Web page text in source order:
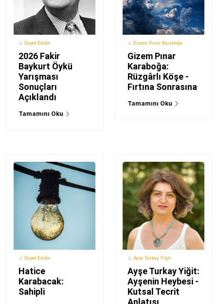
Gayet Editör
2026 Fakir
Baykurt Öykü
Yarışması
Sonuçları
Açıklandı
Tamamını Oku
Gizem Pınar Karaboğa
Gizem Pınar
Karaboğa:
Rüzgârlı Köşe -
Fırtına Sonrasına
Tamamını Oku
Gayet Editör
Hatice
Karabacak:
Sahipli
Ayşe Turkay Yiğit
Ayşe Turkay Yiğit:
Ayşenin Heybesi -
Kutsal Tecrit
Anlatısı